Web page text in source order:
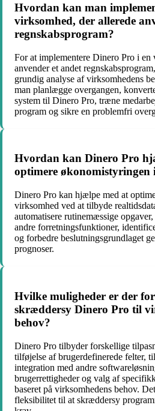
Hvordan kan man
virksomhed, der allerede
regnskabsprogram?
For at implementere Dinero Pro i en
anvender et andet
grundig analyse af virksomhedens
man planlægge overgangen,
system til Dinero Pro, træne
program og sikre en problemfri
Hvordan kan Dinero Pro
optimere økonomistyringen
Dinero Pro kan hjælpe med at
virksomhed ved at tilbyde
automatisere rutinemæssige
andre forretningsfunktioner,
og forbedre beslutningsgrundlaget
prognoser.
Hvilke muligheder er der
skræddersy Dinero Pro til
behov?
Dinero Pro tilbyder forskellige
tilføjelse af brugerdefinerede felter,
integration med andre
brugerrettigheder og valg af
baseret på virksomhedens behov.
fleksibilitet til at skræddersy